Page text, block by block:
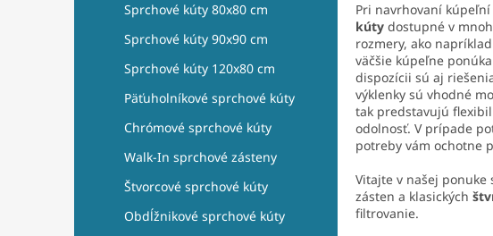
Sprchové kúty 80x80 cm
Sprchové kúty 90x90 cm
Sprchové kúty 120x80 cm
Päťuholníkové sprchové kúty
Chrómové sprchové kúty
Walk-In sprchové zásteny
Štvorcové sprchové kúty
Obdĺžnikové sprchové kúty
Pri navrhovaní
kúty dostupné v
rozmery, ako napríklad
väčšie kúpeľne
dispozícii sú aj
výklenky sú vhodné
tak predstavujú
odolnosť. V prípade
potreby vám ochotne
Vitajte v našej ponuke
zásten a klasických
filtrovanie.